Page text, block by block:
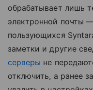
обрабатывает лишь
электронной почты
пользующихся
заметки и другие
серверы не
отключить, а ранее